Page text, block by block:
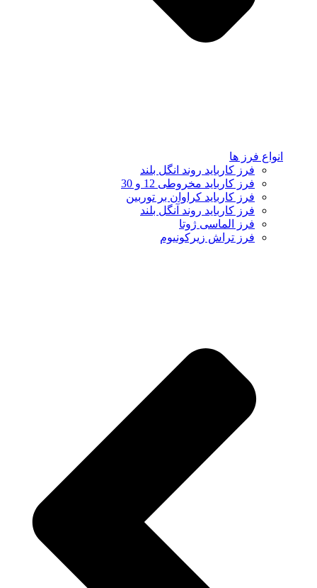
انواع فرز ها
فرز کارباید روند انگل بلند
فرز کارباید مخروطی 12 و 30
فرز کارباید کراوان بر توربین
فرز کارباید روند آنگل بلند
فرز الماسی ژوتا
فرز تراش زیرکونیوم